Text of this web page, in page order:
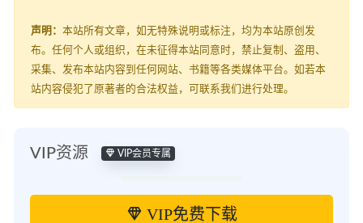
声明： 本站所有文章，如无特殊说明或标注，均为本站原创发
布。任何个人或组织，在未征得本站同意时，禁止复制、盗用、
采集、发布本站内容到任何网站、书籍等各类媒体平台。如若本
站内容侵犯了原著者的合法权益，可联系我们进行处理。
VIP资源 VIP会员专属
VIP免费下载